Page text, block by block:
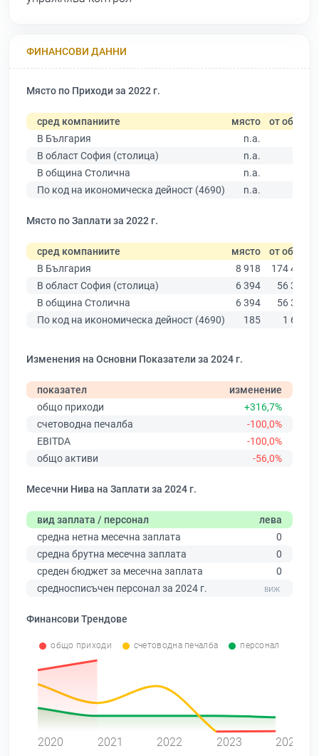
ФИНАНСОВИ ДАННИ
Място по Приходи за 2022 г.
сред компаниите място от общо
В България
n.a.
В област София (столица)
n.a.
В община Столична
n.a.
По код на икономическа дейност (4690)
n.a.
Място по Заплати за 2022 г.
сред компаниите място от общо
В България
8 918
174 403
В област София (столица)
6 394
56 378
В община Столична
6 394
56 378
По код на икономическа дейност (4690)
185 1 619
Изменения на Основни Показатели за 2024 г.
показател
изменение
общо приходи
+316,7%
счетоводна печалба
-100,0%
EBITDA
-100,0%
общо активи
-56,0%
Месечни Нива на Заплати за 2024 г.
вид заплата / персонал
лева
средна нетна месечна заплата
0
средна брутна месечна заплата
0
среден бюджет за месечна заплата
0
средносписъчен персонал за 2024 г.
Финансови Трендове
общо приходи счетоводна печалба персонал
2020 2021 2022 2023 2024